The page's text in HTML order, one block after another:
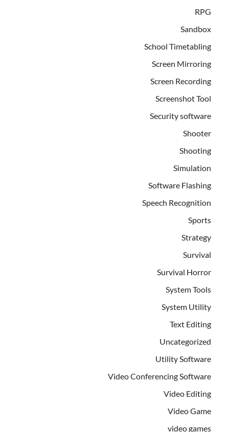
RPG
Sandbox
School Timetabling
Screen Mirroring
Screen Recording
Screenshot Tool
Security software
Shooter
Shooting
Simulation
Software Flashing
Speech Recognition
Sports
Strategy
Survival
Survival Horror
System Tools
System Utility
Text Editing
Uncategorized
Utility Software
Video Conferencing Software
Video Editing
Video Game
video games